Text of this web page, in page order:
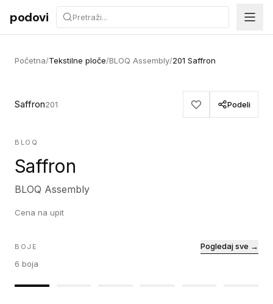
Preskoči na sadržaj
podovi
Početna/Tekstilne ploče/BLOQ Assembly/201 Saffron
Saffron201 Podeli
BLOQ
Saffron
BLOQ Assembly
Cena na upit
BOJE
6 boja
Pogledaj sve →